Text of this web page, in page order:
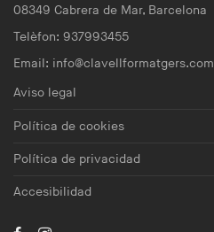
08349 Cabrera de Mar, Barcelona
Telèfon: 937993455
Email: info@clavellformatgers.com
Aviso legal
Política de cookies
Política de privacidad
Accesibilidad